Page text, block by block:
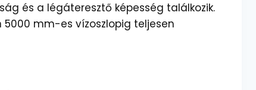
és a légáteresztő képesség találkozik.
mm-es vízoszlopig teljesen